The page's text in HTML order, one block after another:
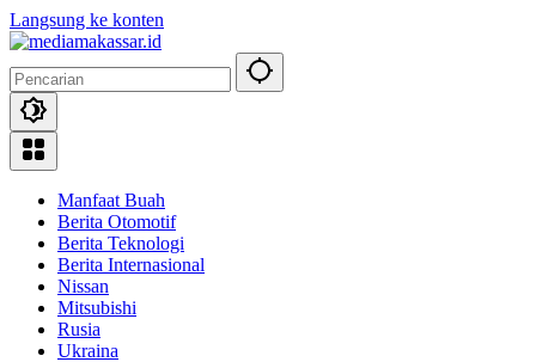
Langsung ke konten
Manfaat Buah
Berita Otomotif
Berita Teknologi
Berita Internasional
Nissan
Mitsubishi
Rusia
Ukraina